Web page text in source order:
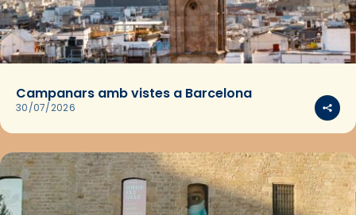
Campanars amb vistes a Barcelona
30/07/2026